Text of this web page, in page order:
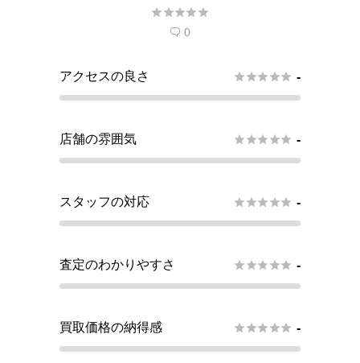

 0
アクセスの良さ  -
店舗の雰囲気  -
スタッフの対応  -
査定のわかりやすさ  -
買取価格の納得感  -